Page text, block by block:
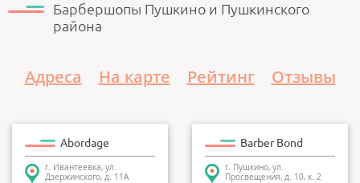
Барбершопы Пушкино и Пушкинского
района
Адреса На карте Рейтинг Отзывы
Abordage
г. Ивантеевка, ул.
Дзержинского, д. 11А
Barber Bond
г. Пушкино, ул.
Просвещения, д. 10, к. 2